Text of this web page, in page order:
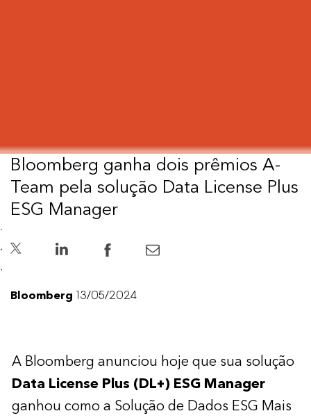
Bloomberg ganha dois prêmios A-
Team pela solução Data License Plus
ESG Manager
Bloomberg 13/05/2024
A Bloomberg anunciou hoje que sua solução
Data License Plus (DL+) ESG Manager
ganhou como a Solução de Dados ESG Mais